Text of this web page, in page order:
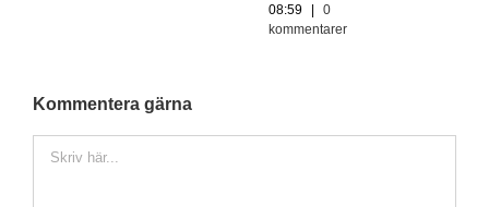
08:59
0
kommentarer
Kommentera gärna